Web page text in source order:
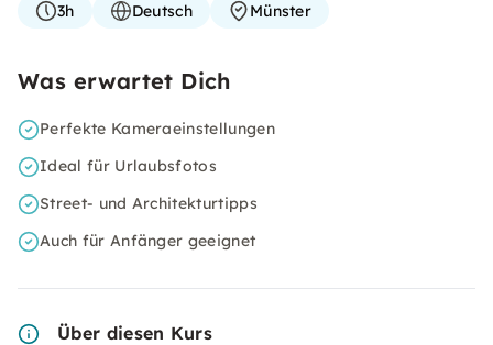
3h Deutsch Münster
Was erwartet Dich
Perfekte Kameraeinstellungen
Ideal für Urlaubsfotos
Street- und Architekturtipps
Auch für Anfänger geeignet
Über diesen Kurs